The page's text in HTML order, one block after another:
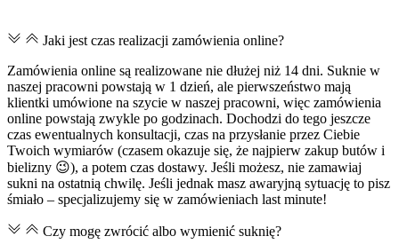
Jaki jest czas realizacji zamówienia online?
Zamówienia online są realizowane nie dłużej niż 14 dni. Suknie w
naszej pracowni powstają w 1 dzień, ale pierwszeństwo mają
klientki umówione na szycie w naszej pracowni, więc zamówienia
online powstają zwykle po godzinach. Dochodzi do tego jeszcze
czas ewentualnych konsultacji, czas na przysłanie przez Ciebie
Twoich wymiarów (czasem okazuje się, że najpierw zakup butów i
bielizny 😉), a potem czas dostawy. Jeśli możesz, nie zamawiaj
sukni na ostatnią chwilę. Jeśli jednak masz awaryjną sytuację to pisz
śmiało – specjalizujemy się w zamówieniach last minute!
Czy mogę zwrócić albo wymienić suknię?